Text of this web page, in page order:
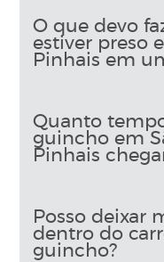
O que devo
estiver preso
Pinhais em
Quanto
guincho em
Pinhais
Posso deixar
dentro do
guincho?